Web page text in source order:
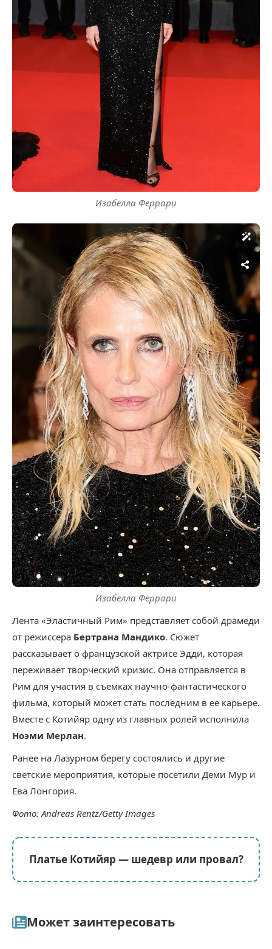
Изабелла Феррари
Изабелла Феррари
Лента «Эластичный Рим» представляет собой драмеди
от режиссера Бертрана Мандико. Сюжет
рассказывает о французской актрисе Эдди, которая
переживает творческий кризис. Она отправляется в
Рим для участия в съемках научно-фантастического
фильма, который может стать последним в ее карьере.
Вместе с Котийяр одну из главных ролей исполнила
Ноэми Мерлан.
Ранее на Лазурном берегу состоялись и другие
светские мероприятия, которые посетили Деми Мур и
Ева Лонгория.
Фото: Andreas Rentz/Getty Images
Платье Котийяр — шедевр или провал?
Может заинтересовать